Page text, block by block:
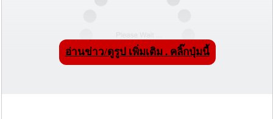
อ่านข่าว/ดูรูป เพิ่มเติม . คลิ๊กปุ่มนี้